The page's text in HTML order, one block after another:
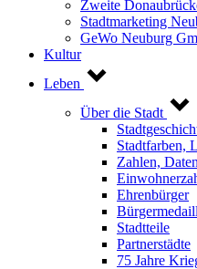
Zweite
Stadtmarketing
GeWo Neuburg
Kultur
Leben
Über die Stadt
Stadtfarben,
Zahlen,
Ehrenbürger
Stadtteile
Partnerstädte
75 Jahre